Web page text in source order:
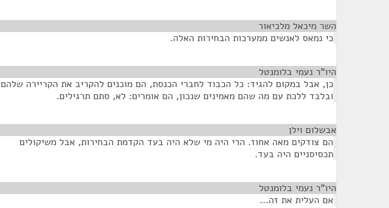
השר מיכאל מלכיאור
כי נמאס לאנשים ממערכות הבחירות האלה.
היו"ר נעמי בלומנטל
כן, אבל במקום להגיד: כל הכבוד לחברי הכנסת, הם מוכנים להקריב את הקריירה שלהם
ובלבד ללכת עם מה שהם מאמינים שנכון, הם אומרים: לא, סתם תרגילים.
אבשלום וילן
הם צודקים מאה אחוז. הרי היה מי שלא היה בעד הקדמת הבחירות, אבל משיקולים
תכסיסניים היה בעד.
היו"ר נעמי בלומנטל
אם העלית את זה...